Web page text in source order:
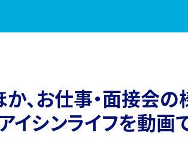
、お仕事・面接会の
イシンライフを動画